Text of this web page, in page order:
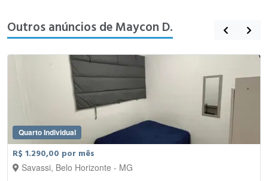
Outros anúncios de Maycon D.
Quarto Individual
R$ 1.290,00 por mês
Savassi, Belo Horizonte - MG